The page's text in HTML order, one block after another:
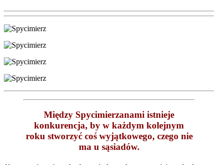
Między Spycimierzanami istnieje
konkurencja, by w każdym kolejnym
roku stworzyć coś wyjątkowego, czego nie
ma u sąsiadów.